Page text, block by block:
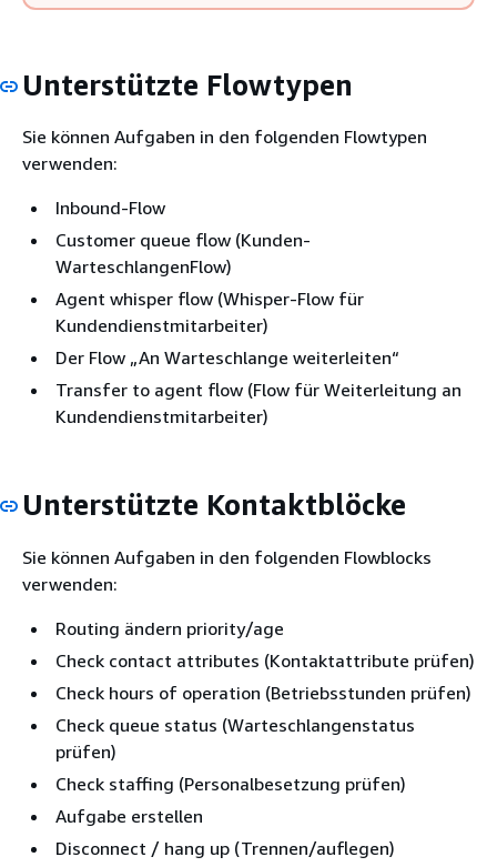
Unterstützte Flowtypen
Sie können Aufgaben in den folgenden Flowtypen
verwenden:
Inbound-Flow
Customer queue flow (Kunden-
WarteschlangenFlow)
Agent whisper flow (Whisper-Flow für
Kundendienstmitarbeiter)
Der Flow „An Warteschlange weiterleiten“
Transfer to agent flow (Flow für Weiterleitung an
Kundendienstmitarbeiter)
Unterstützte Kontaktblöcke
Sie können Aufgaben in den folgenden Flowblocks
verwenden:
Routing ändern priority/age
Check contact attributes (Kontaktattribute prüfen)
Check hours of operation (Betriebsstunden prüfen)
Check queue status (​Warteschlangenstatus
prüfen)
Check staffing (Personalbesetzung prüfen)
Aufgabe erstellen
Disconnect / hang up (Trennen/auflegen)